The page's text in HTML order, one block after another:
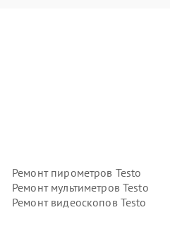
Ремонт пирометров Testo
Ремонт мультиметров Testo
Ремонт видеоскопов Testo